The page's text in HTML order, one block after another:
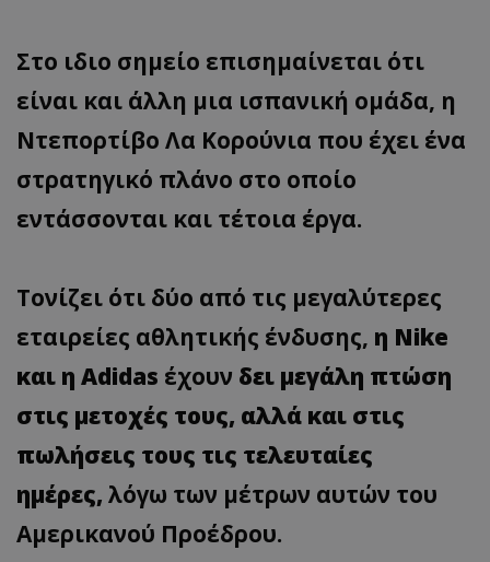
Στο ιδιο σημείο επισημαίνεται ότι
είναι και άλλη μια ισπανική ομάδα, η
Ντεπορτίβο Λα Κορούνια που έχει ένα
στρατηγικό πλάνο στο οποίο
εντάσσονται και τέτοια έργα.
Τονίζει ότι δύο από τις μεγαλύτερες
εταιρείες αθλητικής ένδυσης, η Nike
και η Adidas έχουν δει μεγάλη πτώση
στις μετοχές τους, αλλά και στις
πωλήσεις τους τις τελευταίες
ημέρες, λόγω των μέτρων αυτών του
Αμερικανού Προέδρου.